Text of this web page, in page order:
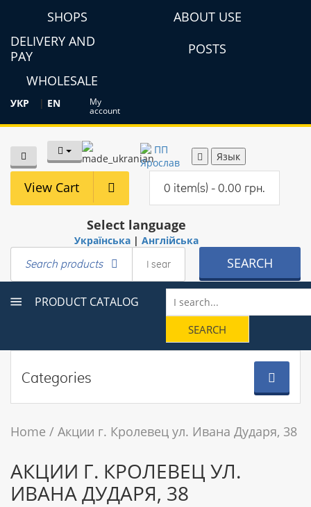
SHOPS
ABOUT USE
DELIVERY AND
PAY
POSTS
WHOLESALE
УКР | EN My
account
Язык
Search products SEARCH
View Cart 0 item(s) - 0.00 грн.
Select language
Українська | Англійська
PRODUCT CATALOG
Categories
Home Акции г. Кролевец ул. Ивана Дударя, 38
АКЦИИ Г. КРОЛЕВЕЦ УЛ.
ИВАНА ДУДАРЯ, 38